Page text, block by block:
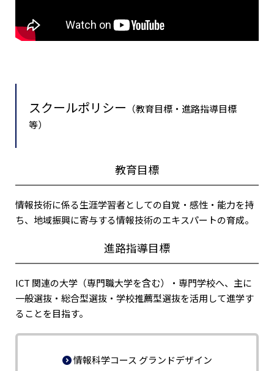
スクールポリシー （教育目標・進路指導目標
等）
教育目標
情報技術に係る生涯学習者としての自覚・感性・能力を持
ち、地域振興に寄与する情報技術のエキスパートの育成。
進路指導目標
ICT 関連の大学（専門職大学を含む）・専門学校へ、主に
一般選抜・総合型選抜・学校推薦型選抜を活用して進学す
ることを目指す。
情報科学コース グランドデザイン